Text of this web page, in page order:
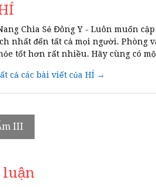
Chia Sẻ Đông Y - Luôn muốn
nhất đến tất cả mọi người. Phòng
tốt hơn rất nhiều. Hãy cùng có
cả các bài viết của HÍ →
III
luận